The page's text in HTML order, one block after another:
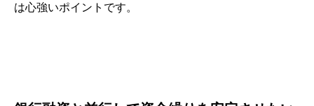
は心強いポイントです。